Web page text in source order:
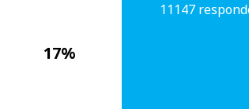
11147
17%